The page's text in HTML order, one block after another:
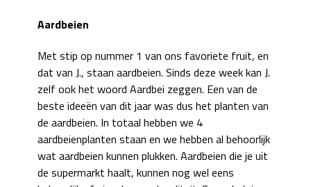
Aardbeien
Met stip op nummer 1 van ons favoriete fruit, en
dat van J., staan aardbeien. Sinds deze week kan J.
zelf ook het woord Aardbei zeggen. Een van de
beste ideeën van dit jaar was dus het planten van
de aardbeien. In totaal hebben we 4
aardbeienplanten staan en we hebben al behoorlijk
wat aardbeien kunnen plukken. Aardbeien die je uit
de supermarkt haalt, kunnen nog wel eens